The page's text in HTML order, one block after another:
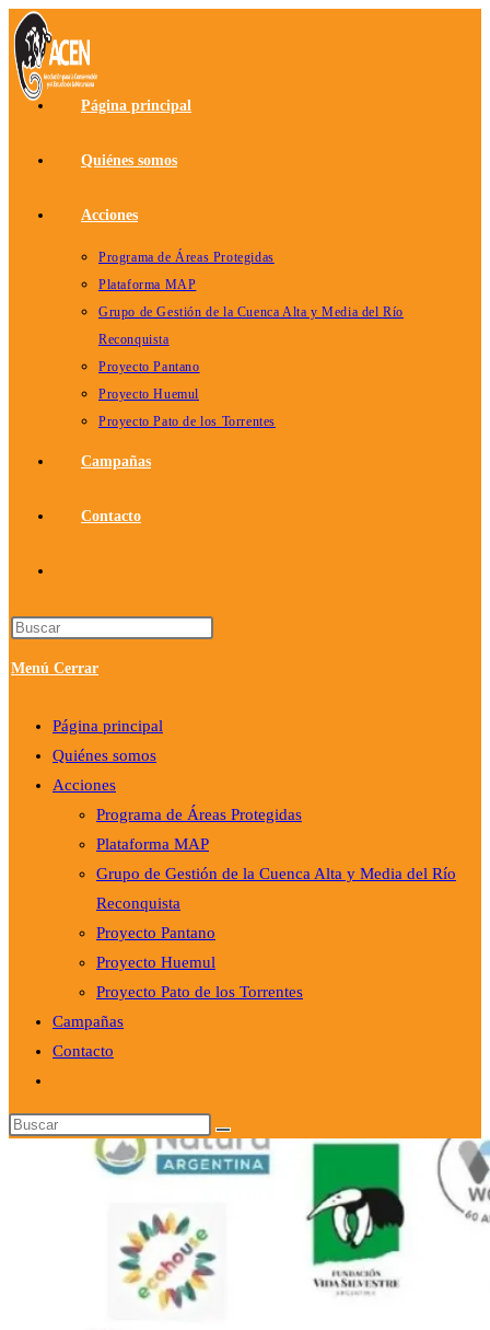
Ir
al
contenido
Página principal
Quiénes somos
Acciones
Programa de Áreas Protegidas
Plataforma MAP
Grupo de Gestión de la Cuenca Alta y Media del Río
Reconquista
Proyecto Pantano
Proyecto Huemul
Proyecto Pato de los Torrentes
Campañas
Contacto
de
la
web
búsqueda.
Menú Cerrar
Página principal
Quiénes somos
Acciones
Programa de Áreas Protegidas
Plataforma MAP
Grupo de Gestión de la Cuenca Alta y Media del Río
Reconquista
Proyecto Pantano
Proyecto Huemul
Proyecto Pato de los Torrentes
Campañas
Contacto
de
Buscar